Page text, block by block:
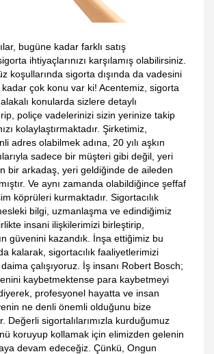
bugüne kadar farklı satış
ihtiyaçlarınızı karşılamış olabilirsiniz.
koşullarında sigorta dışında da vadesini
çok konu var ki! Acentemiz, sigorta
konularda sizlere detaylı
poliçe vadelerinizi sizin yerinize takip
kolaylaştırmaktadır. Şirketimiz,
adres olabilmek adına, 20 yılı aşkın
sadece bir müşteri gibi değil, yeri
bir arkadaş, yeri geldiğinde de aileden
Ve aynı zamanda olabildiğince şeffaf
köprüleri kurmaktadır. Sigortacılık
bilgi, uzmanlaşma ve edindiğimiz
insani ilişkilerimizi birleştirip,
güvenini kazandık. İnşa ettiğimiz bu
kalarak, sigortacılık faaliyetlerimizi
çalışıyoruz. İş insanı Robert Bosch;
kaybetmektense para kaybetmeyi
profesyonel hayatta ve insan
ne denli önemli olduğunu bize
Değerli sigortalılarımızla kurduğumuz
koruyup kollamak için elimizden gelenin
devam edeceğiz. Çünkü, Ongun